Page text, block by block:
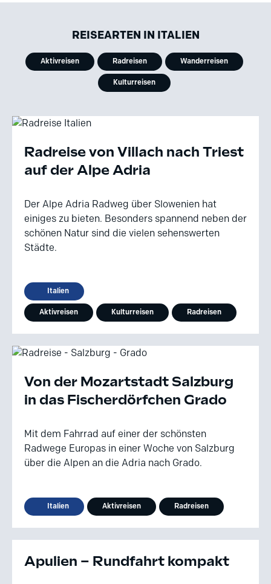
REISEARTEN IN ITALIEN
Aktivreisen Radreisen Wanderreisen
Kulturreisen
Radreise von Villach nach Triest
auf der Alpe Adria
Der Alpe Adria Radweg über Slowenien hat
einiges zu bieten. Besonders spannend neben der
schönen Natur sind die vielen sehenswerten
Städte.
Italien
Aktivreisen Kulturreisen Radreisen
Von der Mozartstadt Salzburg
in das Fischerdörfchen Grado
Mit dem Fahrrad auf einer der schönsten
Radwege Europas in einer Woche von Salzburg
über die Alpen an die Adria nach Grado.
Italien Aktivreisen Radreisen
Apulien – Rundfahrt kompakt